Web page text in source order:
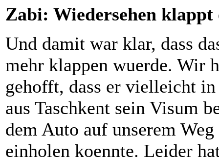
Zabi: Wiedersehen
Und damit war klar, dass
mehr klappen wuerde. Wir
gehofft, dass er vielleicht in
aus Taschkent sein Visum
dem Auto auf unserem
einholen koennte. Leider